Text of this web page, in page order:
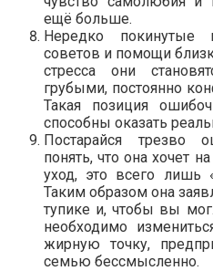
ещё больше.
Нередко покинутые
советов и помощи
стресса они
грубыми, постоянно
Такая позиция
способны оказать
Постарайся трезво
понять, что она хочет
уход, это всего лишь
Таким образом она
тупике и, чтобы вы
необходимо
жирную точку,
семью бессмысленно.